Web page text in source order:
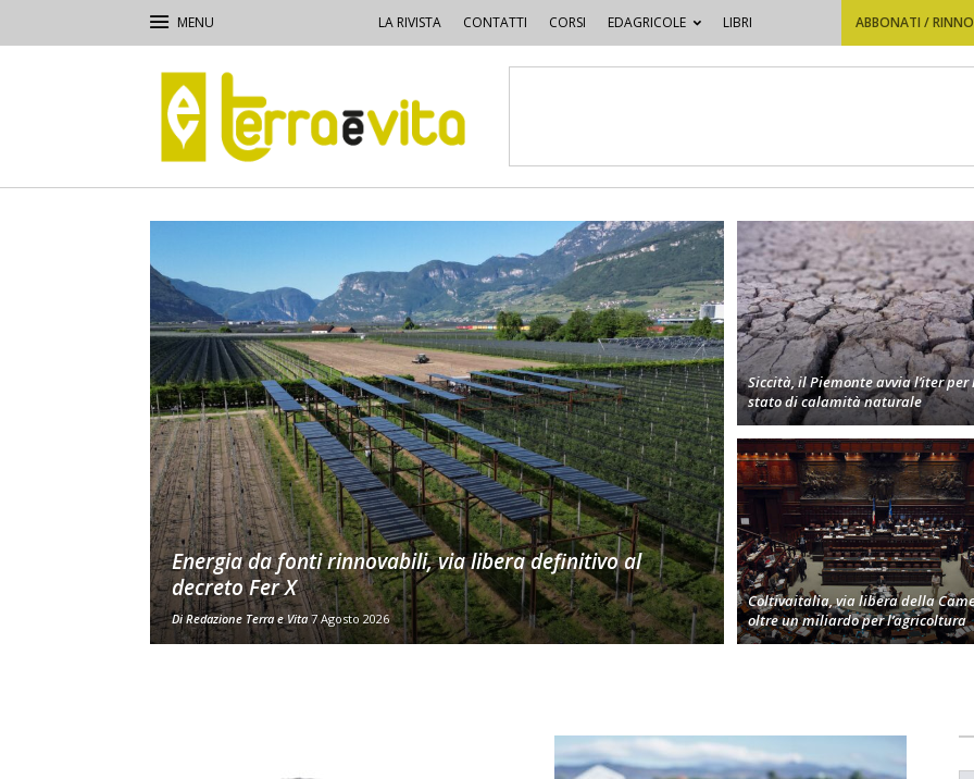
LA RIVISTA CONTATTI CORSI EDAGRICOLE LIBRI ABBONATI /
e
Vita
Energia da fonti rinnovabili, via libera definitivo al
decreto Fer X
DiRedazione Terra e Vita 7 Agosto 2026
Siccità, il Piemonte avvia l’iter per
stato di calamità naturale
Coltivaitalia, via libera della
oltre un miliardo per l’agricoltura